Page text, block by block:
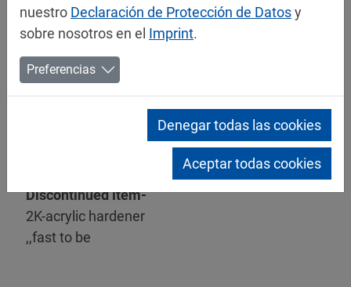
Discontinued item-
2K-acrylic hardener
,,fast to be
»SDS202 KB
»Productinfo212 KB
nuestro Declaración de Protección de Datosy
sobre nosotros en el Imprint.
Preferencias
Denegar todas las cookies
Aceptar todas cookies